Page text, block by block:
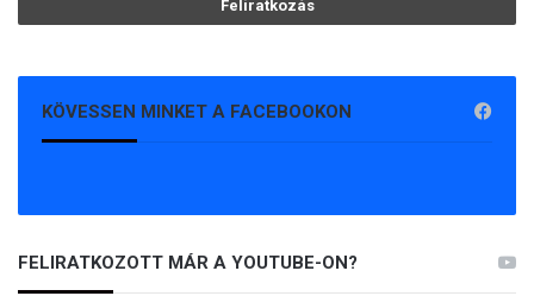
KÖVESSEN MINKET A FACEBOOKON
FELIRATKOZOTT MÁR A YOUTUBE-ON?